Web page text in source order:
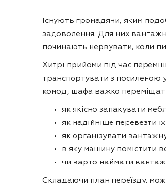
Існують громадяни, яким
задоволення. Для них
починають нервувати, коли
Хитрі прийоми під час
транспортувати з посиленою
комод, шафа важко
як якісно запакувати
як надійніше перевезти
як організувати
в яку машину помістити
чи варто наймати
Складаючи план переїзду,